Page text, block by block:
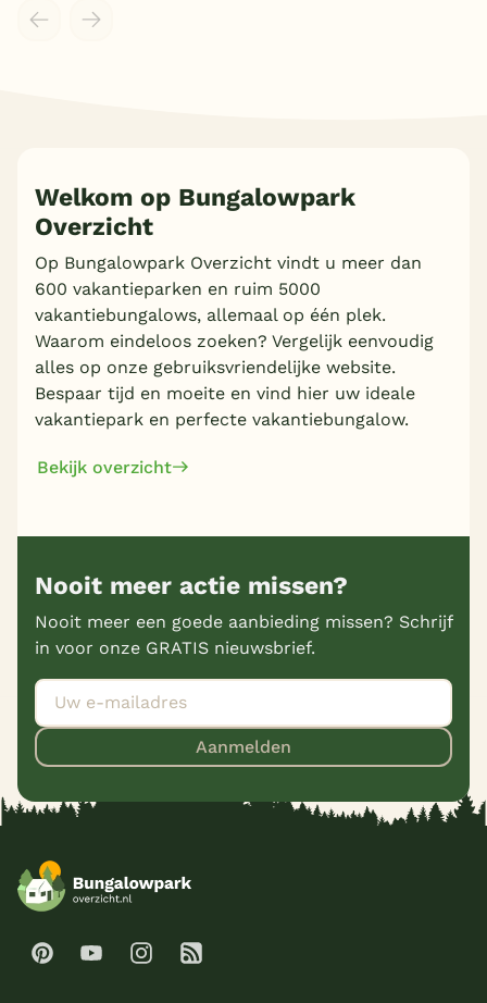
Welkom op Bungalowpark
Overzicht
Op Bungalowpark Overzicht vindt u meer dan
600 vakantieparken en ruim 5000
vakantiebungalows, allemaal op één plek.
Waarom eindeloos zoeken? Vergelijk eenvoudig
alles op onze gebruiksvriendelijke website.
Bespaar tijd en moeite en vind hier uw ideale
vakantiepark en perfecte vakantiebungalow.
Bekijk overzicht
Nooit meer actie missen?
Nooit meer een goede aanbieding missen? Schrijf
in voor onze GRATIS nieuwsbrief.
Aanmelden